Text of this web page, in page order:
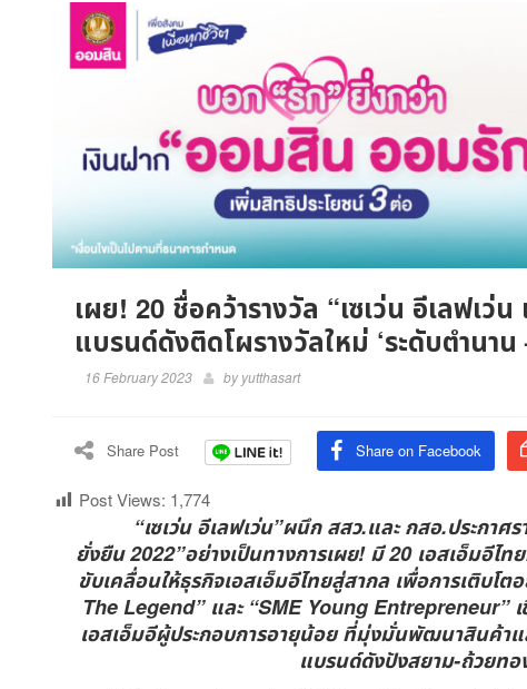
เผย! 20 ชื่อคว้ารางวัล “เซเว่น อีเลฟเว่
แบรนด์ดังติดโผรางวัลใหม่ ‘ระดับตำนา
16 February 2023 by yutthasart
Share Post Share on Facebook
Post Views: 1,774
“เซเว่น อีเลฟเว่น”ผนึก สสว.และ กสอ.ประกาศ
ยั่งยืน 2022”อย่างเป็นทางการเผย! มี 20 เอสเอ็มอีไ
ขับเคลื่อนให้ธุรกิจเอสเอ็มอีไทยสู่สากล เพื่อการเติบโ
The Legend” และ “SME Young Entrepreneur”
เอสเอ็มอีผู้ประกอบการอายุน้อย ที่มุ่งมั่นพัฒนาสินค้า
แบรนด์ดังปังสยาม-ถ้วยทอ